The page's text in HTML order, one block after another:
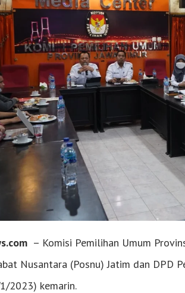
– Komisi Pemilihan Umum
Nusantara (Posnu) Jatim dan DPD
2023) kemarin.